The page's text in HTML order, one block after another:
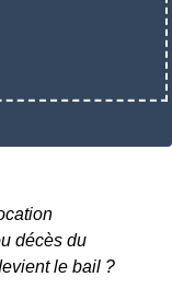
décès du
le bail ?